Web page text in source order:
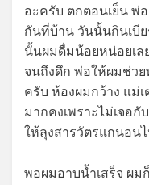
อะครับ ตกตอนเย็น พ่
กันที่บ้าน วันนั้นกินเบี
นั้นผมดื่มน้อยหน่อยเล
จนถึงดึก พ่อให้ผมช่ว
ครับ ห้องผมกว้าง แม่
มากคงเพราะไม่เจอ
ให้ลุงสารวัตรแกนอน
พอผมอาบน้ำเสร็จ ผม